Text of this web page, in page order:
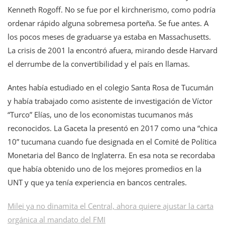
Kenneth Rogoff. No se fue por el kirchnerismo, como podría
ordenar rápido alguna sobremesa porteña. Se fue antes. A
los pocos meses de graduarse ya estaba en Massachusetts.
La crisis de 2001 la encontró afuera, mirando desde Harvard
el derrumbe de la convertibilidad y el país en llamas.
Antes había estudiado en el colegio Santa Rosa de Tucumán
y había trabajado como asistente de investigación de Víctor
“Turco” Elías, uno de los economistas tucumanos más
reconocidos. La Gaceta la presentó en 2017 como una “chica
10” tucumana cuando fue designada en el Comité de Política
Monetaria del Banco de Inglaterra. En esa nota se recordaba
que había obtenido uno de los mejores promedios en la
UNT y que ya tenía experiencia en bancos centrales.
Milei ya no dinamita el Central, ahora quiere ajustar la carta
orgánica al mandato del FMI